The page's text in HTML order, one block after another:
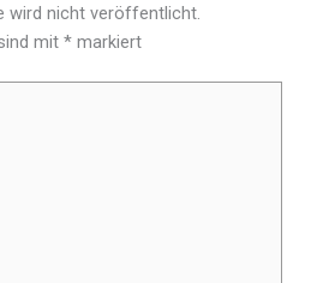
wird nicht veröffentlicht.
mit* markiert